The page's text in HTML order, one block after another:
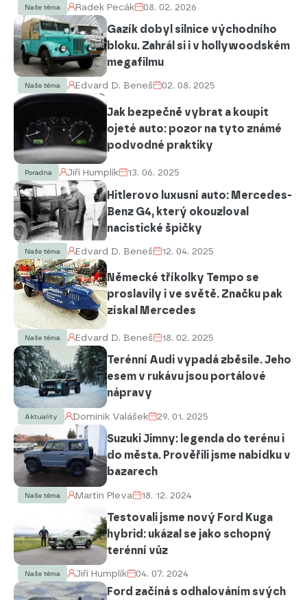
Naše téma Radek Pecák 08. 02. 2026
Gazík dobyl silnice východního
bloku. Zahrál si i v hollywoodském
megafilmu
Naše téma Edvard D. Beneš 02. 08. 2025
Jak bezpečně vybrat a koupit
ojeté auto: pozor na tyto známé
podvodné praktiky
Poradna Jiří Humplík 13. 06. 2025
Hitlerovo luxusní auto: Mercedes-
Benz G4, který okouzloval
nacistické špičky
Naše téma Edvard D. Beneš 12. 04. 2025
Německé tříkolky Tempo se
proslavily i ve světě. Značku pak
získal Mercedes
Naše téma Edvard D. Beneš 18. 02. 2025
Terénní Audi vypadá zběsile. Jeho
esem v rukávu jsou portálové
nápravy
Aktuality Dominik Valášek 29. 01. 2025
Suzuki Jimny: legenda do terénu i
do města. Prověřili jsme nabídku v
bazarech
Naše téma Martin Pleva 18. 12. 2024
Testovali jsme nový Ford Kuga
hybrid: ukázal se jako schopný
terénní vůz
Naše téma Jiří Humplík 04. 07. 2024
Ford začíná s odhalováním svých